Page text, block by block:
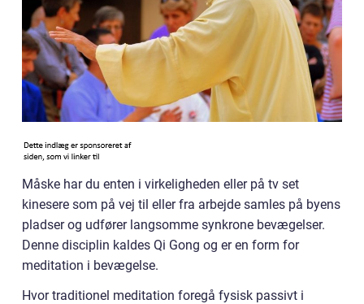
Måske har du enten i virkeligheden eller på tv set
kinesere som på vej til eller fra arbejde samles på byens
pladser og udfører langsomme synkrone bevægelser.
Denne disciplin kaldes Qi Gong og er en form for
meditation i bevægelse.
Hvor traditionel meditation foregå fysisk passivt i